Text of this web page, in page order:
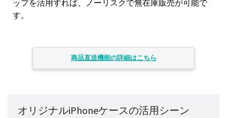
ップを活用すれば、ノーリスクで無在庫販売が可能で
す。
商品直送機能の詳細はこちら
オリジナルiPhoneケースの活用シーン